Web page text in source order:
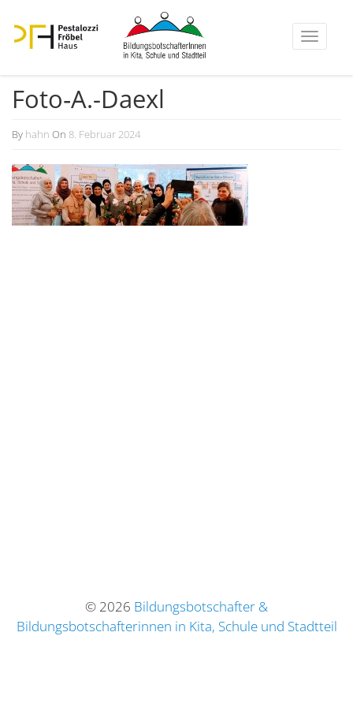
Toggle
Foto‑A.-Daexl
By hahn On 8. Februar 2024
© 2026 Bildungsbotschafter &
Bildungsbotschafterinnen in Kita, Schule und Stadtteil